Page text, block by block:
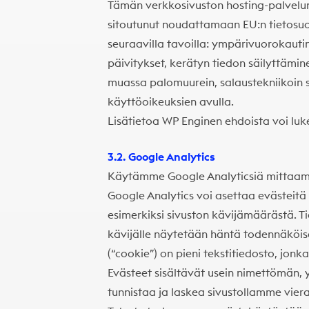
Tämän verkkosivuston hosting-
sitoutunut noudattamaan EU:n
seuraavilla tavoilla:
päivitykset, kerätyn tiedon
muassa palomuurein,
käyttöoikeuksien avulla.
Lisätietoa WP Enginen ehdoista voi
3.2. Google Analytics
Käytämme Google Analyticsiä
Google Analytics voi asettaa
esimerkiksi sivuston kävijämäärästä.
kävijälle näytetään häntä
(“cookie”) on pieni tekstitiedosto,
Evästeet sisältävät usein
tunnistaa ja laskea sivustollamme